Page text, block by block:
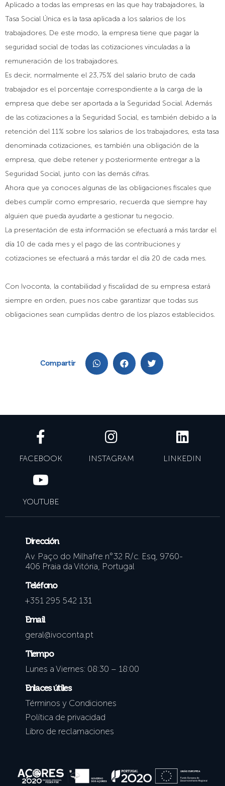
Aplicado a todas las empresas en las que hay trabajadores, la
Tasa Social Única es la tasa aplicada a los salarios de los
trabajadores. De este modo, la empresa tiene que pagar la
seguridad social de todas las cotizaciones vinculadas a la
remuneración de los trabajadores.
Es decir, normalmente el 23,75% del salario bruto de cada
trabajador es el porcentaje correspondiente a la carga de la
empresa que debe ser aportada a la Seguridad Social. Además
de las cotizaciones a la Seguridad Social, es también debido a la
retención del 11% sobre los salarios de los trabajadores, esta tasa
denominada cotizaciones, es también una obligación de la
empresa, que debe retener y posteriormente entregar a la
Seguridad Social, junto con las demás cifras.
Ahora que ya conoces algunas de las obligaciones fiscales que
debes cumplir como empresario, recuerda que siempre hay
alguien que pueda ayudarte a gestionar tu negocio.
La presentación de esta información se efectuará a más tardar el
día 10 de cada mes y el pago de las contribuciones y
cotizaciones se efectuará a más tardar el día 20 de cada mes.
Con Ivoconta, la contabilidad y fiscalidad de su empresa estará
siempre en orden, pues nos cabe garantizar que todas sus
obligaciones sean cumplidas dentro de los plazos establecidos.
Compartir
FACEBOOK INSTAGRAM LINKEDIN
YOUTUBE
Dirección
Av. Paço do Milhafre n°32 R/c. Esq, 9760-
406 Praia da Vitória, Portugal
Teléfono
+351 295 542 131
Email
geral@ivoconta.pt
Tiempo
Lunes a Viernes: 08:30 – 18:00
Enlaces útiles
Términos y Condiciones
Política de privacidad
Libro de reclamaciones